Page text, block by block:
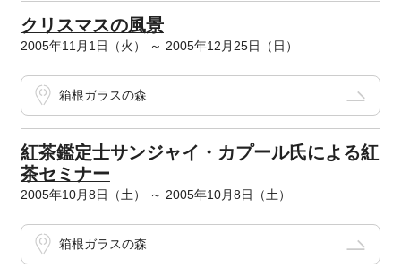
クリスマスの風景
2005年11月1日（火） ～ 2005年12月25日（日）
箱根ガラスの森
紅茶鑑定士サンジャイ・カプール氏による紅
茶セミナー
2005年10月8日（土） ～ 2005年10月8日（土）
箱根ガラスの森